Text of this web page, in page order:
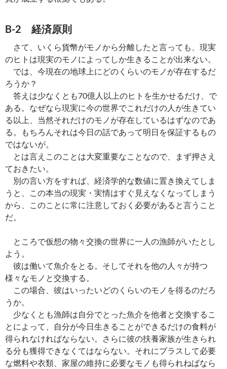
B-2 経済原則
さて、いくら貨幣がモノから分離したと言っても、現実
のヒトは現実のモノによってしか生きることが出来ない。
では、今現在の地球上にどのくらいのモノが存在するだ
ろうか？
答えは少なくとも70億人以上のヒトを生かせるだけ、で
ある。なぜなら現実に今の世界でこれだけの人が生きてい
る以上、当然それだけのモノが存在しているはずなのであ
る。もちろんそれは今日の話であって明日を保証するもの
ではないが。
とは言えこのことは大変重要なことなので、まず押さえ
ておきたい。
別の言い方をすれば、経済学的な数値に置き換えてしま
うと、この本当の現実・実情はすぐ見えなくなってしまう
から、このことに常に注意しておく必要があると言うこと
だ。
ところで仮想の物々交換の世界に一人の漁師がいたとし
よう。
彼は働いて魚介をとる。そしてそれを他の人々が持つ
様々なモノと交換する。
この場合、彼はいったいどのくらいのモノを得るのだろ
うか。
少なくとも漁師は自分でとった魚介を他者と交換するこ
とによって、自分が今日生きることができるだけの食料が
得られなければならない。さらに彼の扶養家族が生きられ
る分も獲得できなくてはならない。それにプラスして必要
な燃料や衣類、家屋の維持に必要なモノも得られねばなら